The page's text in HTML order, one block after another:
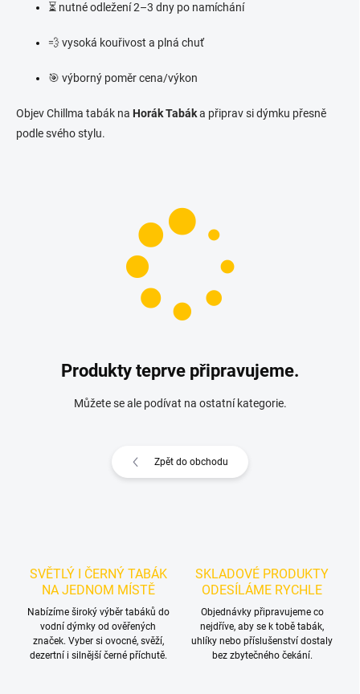
⏳ nutné odležení 2–3 dny po namíchání
💨 vysoká kouřivost a plná chuť
🎯 výborný poměr cena/výkon
Objev Chillma tabák na Horák Tabáka připrav si dýmku přesně
podle svého stylu.
Produkty teprve připravujeme.
Můžete se ale podívat na ostatní kategorie.
Zpět do obchodu
SVĚTLÝ I ČERNÝ TABÁK
NA JEDNOM MÍSTĚ
Nabízíme široký výběr tabáků do
vodní dýmky od ověřených
značek. Vyber si ovocné, svěží,
dezertní i silnější černé příchutě.
SKLADOVÉ PRODUKTY
ODESÍLÁME RYCHLE
Objednávky připravujeme co
nejdříve, aby se k tobě tabák,
uhlíky nebo příslušenství dostaly
bez zbytečného čekání.